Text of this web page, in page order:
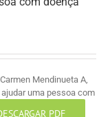
Mendinueta A,
uma pessoa com
PDF